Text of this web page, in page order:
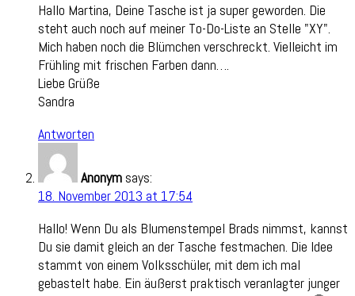
Hallo Martina, Deine Tasche ist ja super geworden. Die
steht auch noch auf meiner To-Do-Liste an Stelle "XY".
Mich haben noch die Blümchen verschreckt. Vielleicht im
Frühling mit frischen Farben dann….
Liebe Grüße
Sandra
Antworten
Anonym says:
18. November 2013 at 17:54
Hallo! Wenn Du als Blumenstempel Brads nimmst, kannst
Du sie damit gleich an der Tasche festmachen. Die Idee
stammt von einem Volksschüler, mit dem ich mal
gebastelt habe. Ein äußerst praktisch veranlagter junger